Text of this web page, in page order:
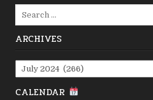
ARCHIVES
Archives
CALENDAR